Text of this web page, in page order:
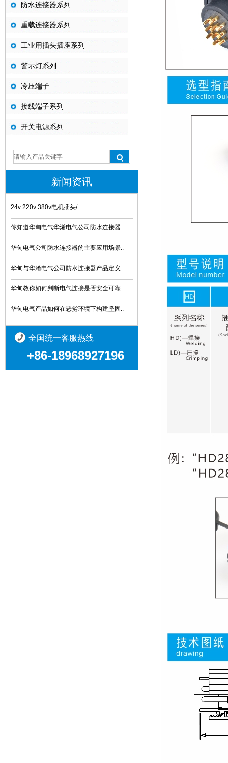
防水连接器系列
重载连接器系列
工业用插头插座系列
警示灯系列
冷压端子
接线端子系列
开关电源系列
新闻资讯
24v 220v 380v电机插头/..
你知道华甸电气华浠电气公司防水连接器..
华甸电气公司防水连接器的主要应用场景..
华甸与华淆电气公司防水连接器产品定义
华甸教你如何判断电气连接是否安全可靠
华甸电气产品如何在恶劣环境下构建坚固..
全国统一客服热线
+86-18968927196